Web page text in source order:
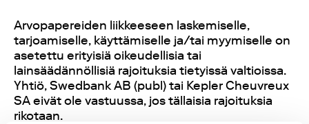
Arvopapereiden liikkeeseen laskemiselle,
tarjoamiselle, käyttämiselle ja/tai myymiselle on
asetettu erityisiä oikeudellisia tai
lainsäädännöllisiä rajoituksia tietyissä valtioissa.
Yhtiö, Swedbank AB (publ) tai Kepler Cheuvreux
SA eivät ole vastuussa, jos tällaisia rajoituksia
rikotaan.